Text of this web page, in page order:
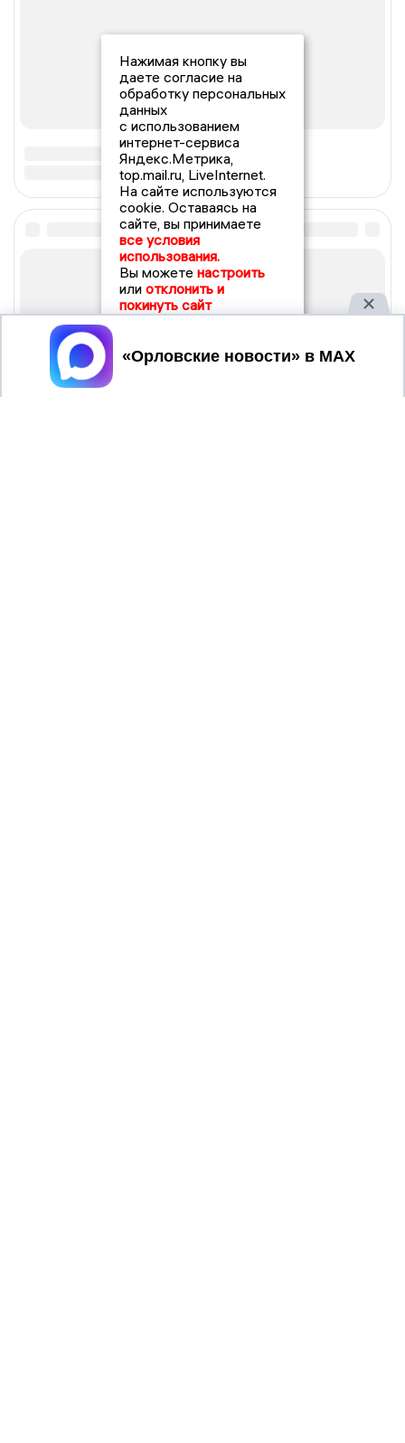
Нажимая кнопку вы
даете согласие на
обработку персональных
данных
с использованием
интернет-сервиса
Яндекс.Метрика,
top.mail.ru, LiveInternet.
На сайте используются
cookie. Оставаясь на
сайте, вы принимаете
все условия
использования.
Вы можете настроить
или отклонить и
покинуть сайт
Принять